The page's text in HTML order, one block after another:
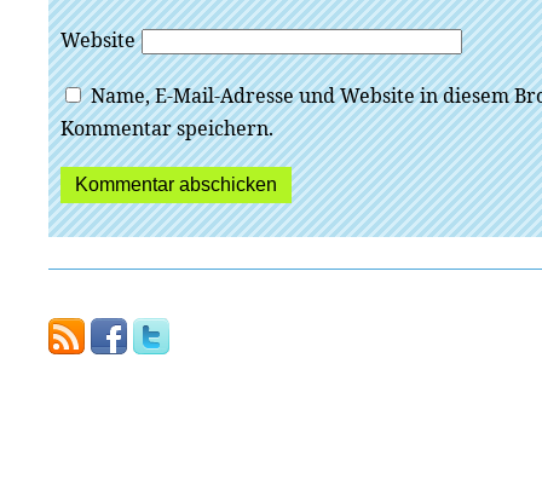
Website
Name, E-Mail-Adresse und Website in diesem
Kommentar speichern.